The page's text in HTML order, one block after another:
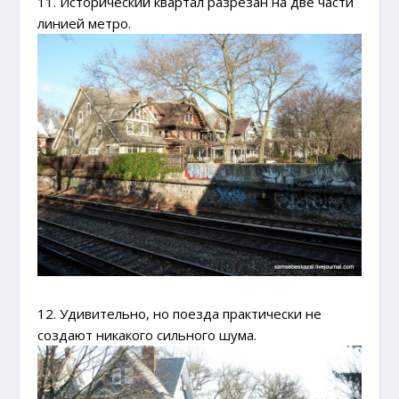
линией метро.
12. Удивительно, но поезда практически не
создают никакого сильного шума.